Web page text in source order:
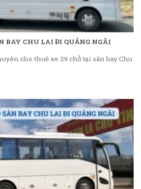
BAY CHU LAI ĐI QUẢNG NGÃI
cho thuê xe 29 chỗ tại sân bay Chu